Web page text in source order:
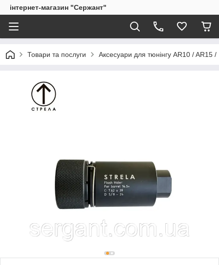
інтернет-магазин "Сержант"
Товари та послуги Аксесуари для тюнінгу AR10 /